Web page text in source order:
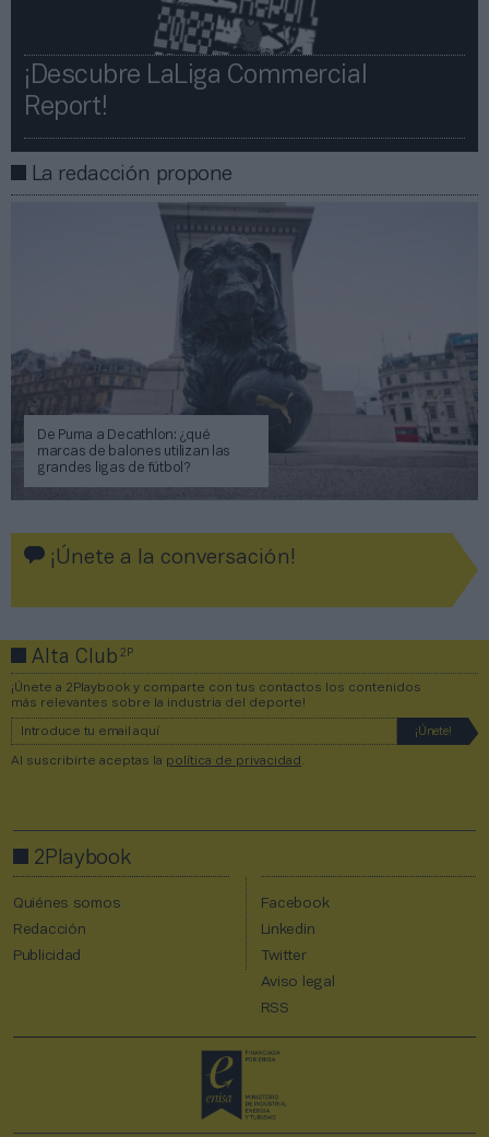
¡Descubre LaLiga Commercial
Report!​​
La redacción propone
De Puma a Decathlon: ¿qué
marcas de balones utilizan las
grandes ligas de fútbol?
¡Únete a la conversación!
Alta Club2P
¡Únete a 2Playbook y comparte con tus contactos los contenidos
más relevantes sobre la industria del deporte!
Al suscribirte aceptas la política de privacidad
2Playbook
Quiénes somos
Redacción
Publicidad
Facebook
Linkedin
Twitter
Aviso legal
RSS